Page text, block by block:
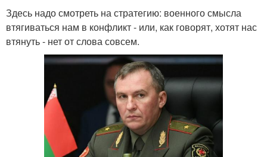
Здесь надо смотреть на стратегию: военного смысла
втягиваться нам в конфликт - или, как говорят, хотят нас
втянуть - нет от слова совсем.